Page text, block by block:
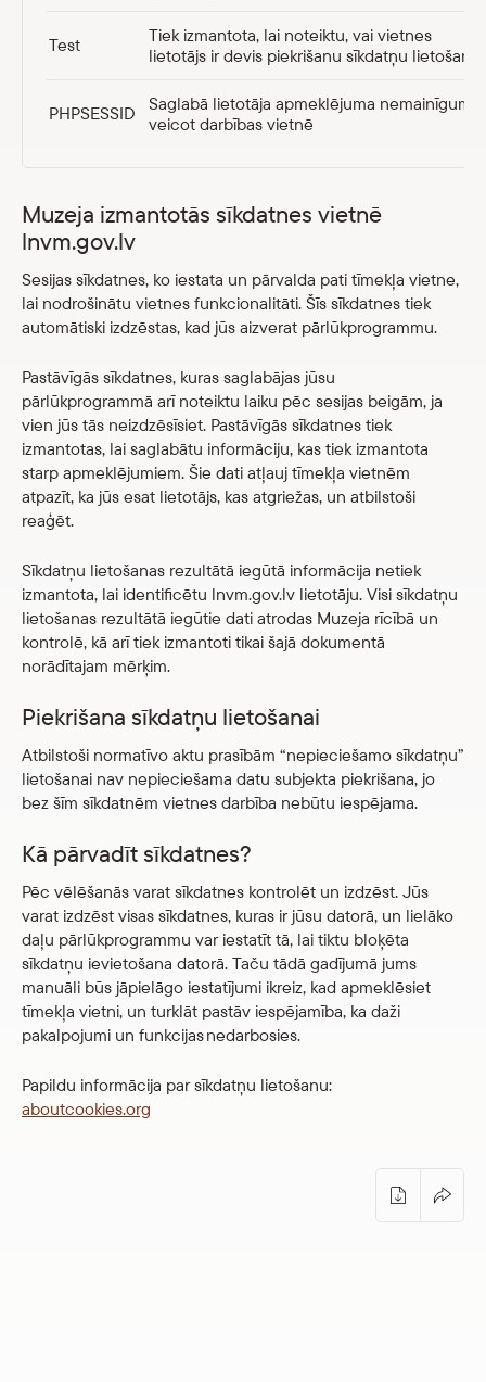
Test
Tiek izmantota, lai noteiktu, vai vietnes
lietotājs ir devis piekrišanu sīkdatņu lietošanai
PHPSESSID
Saglabā lietotāja apmeklējuma nemainīgumu,
veicot darbības vietnē
Muzeja izmantotās sīkdatnes vietnē
lnvm.gov.lv
Sesijas sīkdatnes, ko iestata un pārvalda pati tīmekļa vietne,
lai nodrošinātu vietnes funkcionalitāti. Šīs sīkdatnes tiek
automātiski izdzēstas, kad jūs aizverat pārlūkprogrammu.
Pastāvīgās sīkdatnes, kuras saglabājas jūsu
pārlūkprogrammā arī noteiktu laiku pēc sesijas beigām, ja
vien jūs tās neizdzēsīsiet. Pastāvīgās sīkdatnes tiek
izmantotas, lai saglabātu informāciju, kas tiek izmantota
starp apmeklējumiem. Šie dati atļauj tīmekļa vietnēm
atpazīt, ka jūs esat lietotājs, kas atgriežas, un atbilstoši
reaģēt.
Sīkdatņu lietošanas rezultātā iegūtā informācija netiek
izmantota, lai identificētu lnvm.gov.lv lietotāju. Visi sīkdatņu
lietošanas rezultātā iegūtie dati atrodas Muzeja rīcībā un
kontrolē, kā arī tiek izmantoti tikai šajā dokumentā
norādītajam mērķim.
Piekrišana sīkdatņu lietošanai
Atbilstoši normatīvo aktu prasībām “nepieciešamo sīkdatņu”
lietošanai nav nepieciešama datu subjekta piekrišana, jo
bez šīm sīkdatnēm vietnes darbība nebūtu iespējama.
Kā pārvadīt sīkdatnes?
Pēc vēlēšanās varat sīkdatnes kontrolēt un izdzēst. Jūs
varat izdzēst visas sīkdatnes, kuras ir jūsu datorā, un lielāko
daļu pārlūkprogrammu var iestatīt tā, lai tiktu bloķēta
sīkdatņu ievietošana datorā. Taču tādā gadījumā jums
manuāli būs jāpielāgo iestatījumi ikreiz, kad apmeklēsiet
tīmekļa vietni, un turklāt pastāv iespējamība, ka daži
pakalpojumi un funkcijas nedarbosies.
Papildu informācija par sīkdatņu lietošanu:
aboutcookies.org